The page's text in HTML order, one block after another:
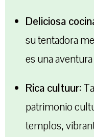
Deliciosa
su tentadora
es una
Rica cultuur:
patrimonio
templos,